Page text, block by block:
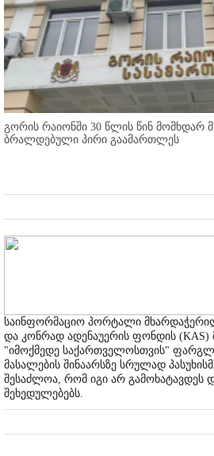
გორის რაიონში 30 წლის წინ მომხდარ
ბრალდებული პირი გაამართლეს
საინფორმაციო პორტალი
და კონრად ადენაუერის ფონდის (KAS)
"იმოქმედე საქართველოსთვის"
მასალების შინაარსზე სრულად
შესაძლოა, რომ იგი არ გამოხატავდეს
შეხედულებებს.